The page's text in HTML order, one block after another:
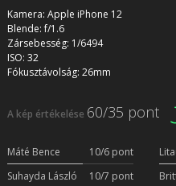
Kamera: Apple iPhone 12
Blende:f/1.6
Zársebesség: 1/6494
ISO: 32
Fókusztávolság: 26mm
A kép értékelése 60/35 pont
Máté Bence 10/6 pont
Suhayda László
10/7 pont